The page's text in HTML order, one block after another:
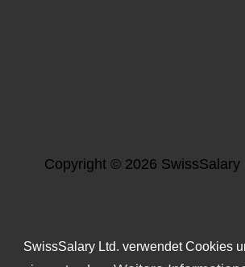
SwissSalary Ltd. verwendet Cookies
Copyright © 2026 SwissSalary